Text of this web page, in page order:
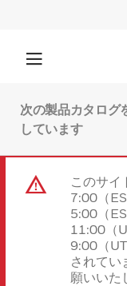
次の製品カタログ
しています
このサイ
7:00（
5:00（
11:00（
9:00（
されてい
願いいた